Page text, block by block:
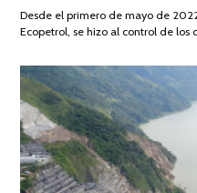
Desde el primero de mayo de
Ecopetrol, se hizo al control de los